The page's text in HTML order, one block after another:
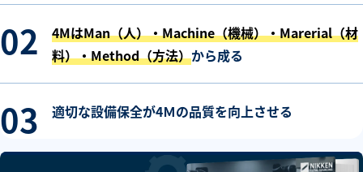
4MはMan（人）・Machine（機械）・Marerial（材
料）・Method（方法）から成る
適切な設備保全が4Ｍの品質を向上させる